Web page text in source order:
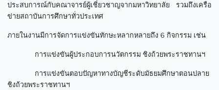
ประสบการณ์กับคณาจารย์ผู้เชี่ยวชาญจากมหาวิทยาลัย รวมถึงเครือ
ข่ายสถาบันการศึกษาทั่วประเทศ
ภายในงานมีการจัดการแข่งขันทักษะหลากหลายถึง 6 กิจกรรม เช่น
การแข่งขันผู้ประกอบการนวัตกรรม ชิงถ้วยพระราชทานฯ
การแข่งขันตอบปัญหาทางบัญชีระดับมัธยมศึกษาตอนปลาย
ชิงถ้วยพระราชทานฯ